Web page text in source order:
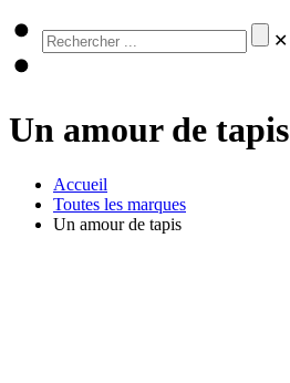
✕
Un amour de tapis
Accueil
Toutes les marques
Un amour de tapis